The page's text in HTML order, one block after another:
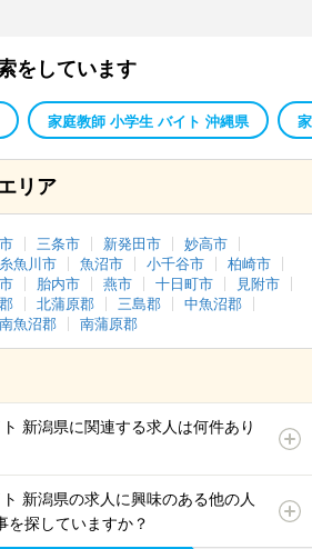
をしています
家庭教師 小学生 バイト 沖縄県
リア
三条市 新発田市
妙高市
糸魚川市 魚沼市 小千谷市
柏崎市
胎内市 燕市 十日町市
見附市
北蒲原郡 三島郡
中魚沼郡
南魚沼郡 南蒲原郡
新潟県に関連する求人は何件あり
新潟県の求人に興味のある他の人
を探していますか？